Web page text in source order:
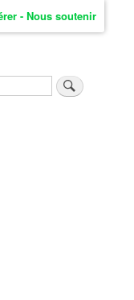
- Nous soutenir